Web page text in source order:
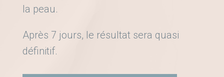
la peau.
Après 7 jours, le résultat sera quasi
définitif.